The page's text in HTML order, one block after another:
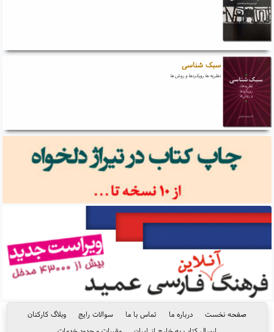
سبک شناسی
نظریه ها رویکردها و روش ها
صفحه نخست درباره ما تماس با ما سوالات رایج
وبلاگ کارکنان